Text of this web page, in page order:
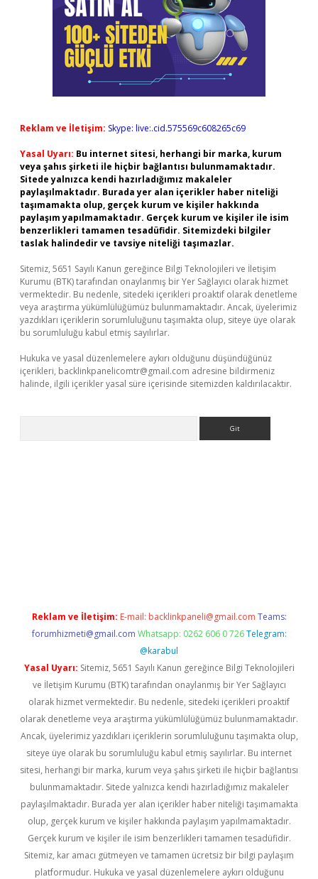
Reklam ve İletişim: Skype: live:.cid.575569c608265c69
Yasal Uyarı: Bu internet sitesi, herhangi bir marka, kurum
veya şahıs şirketi ile hiçbir bağlantısı bulunmamaktadır.
Sitede yalnızca kendi hazırladığımız makaleler
paylaşılmaktadır. Burada yer alan içerikler haber niteliği
taşımamakta olup, gerçek kurum ve kişiler hakkında
paylaşım yapılmamaktadır. Gerçek kurum ve kişiler ile isim
benzerlikleri tamamen tesadüfidir. Sitemizdeki bilgiler
taslak halindedir ve tavsiye niteliği taşımazlar.
Sitemiz, 5651 Sayılı Kanun gereğince Bilgi Teknolojileri ve İletişim
Kurumu (BTK) tarafından onaylanmış bir Yer Sağlayıcı olarak hizmet
vermektedir. Bu nedenle, sitedeki içerikleri proaktif olarak denetleme
veya araştırma yükümlülüğümüz bulunmamaktadır. Ancak, üyelerimiz
yazdıkları içeriklerin sorumluluğunu taşımakta olup, siteye üye olarak
bu sorumluluğu kabul etmiş sayılırlar.
Hukuka ve yasal düzenlemelere aykırı olduğunu düşündüğünüz
içerikleri, backlinkpanelicomtr@gmail.com adresine bildirmeniz
halinde, ilgili içerikler yasal süre içerisinde sitemizden kaldırılacaktır.
Reklam ve İletişim: E-mail: backlinkpaneli@gmail.com Teams:
forumhizmeti@gmail.com Whatsapp: 0262 606 0 726 Telegram:
@karabul
Yasal Uyarı: Sitemiz, 5651 Sayılı Kanun gereğince Bilgi Teknolojileri
ve İletişim Kurumu (BTK) tarafından onaylanmış bir Yer Sağlayıcı
olarak hizmet vermektedir. Bu nedenle, sitedeki içerikleri proaktif
olarak denetleme veya araştırma yükümlülüğümüz bulunmamaktadır.
Ancak, üyelerimiz yazdıkları içeriklerin sorumluluğunu taşımakta olup,
siteye üye olarak bu sorumluluğu kabul etmiş sayılırlar. Bu internet
sitesi, herhangi bir marka, kurum veya şahıs şirketi ile hiçbir bağlantısı
bulunmamaktadır. Sitede yalnızca kendi hazırladığımız makaleler
paylaşılmaktadır. Burada yer alan içerikler haber niteliği taşımamakta
olup, gerçek kurum ve kişiler hakkında paylaşım yapılmamaktadır.
Gerçek kurum ve kişiler ile isim benzerlikleri tamamen tesadüfidir.
Sitemiz, kar amacı gütmeyen ve tamamen ücretsiz bir bilgi paylaşım
platformudur. Hukuka ve yasal düzenlemelere aykırı olduğunu